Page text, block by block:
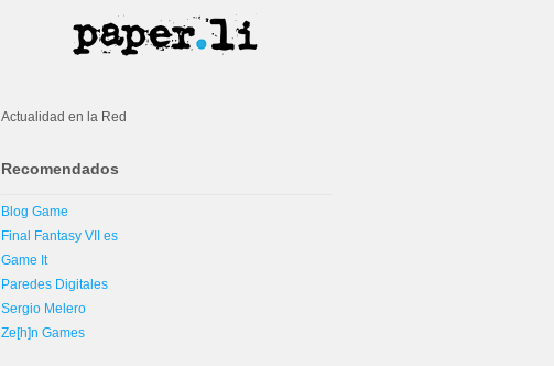
Actualidad en la Red
Recomendados
Blog Game
Final Fantasy VII es
Game It
Paredes Digitales
Sergio Melero
Ze[h]n Games